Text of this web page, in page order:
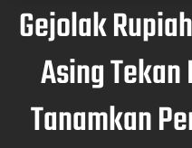
Gejolak
Asing
Tanamkan